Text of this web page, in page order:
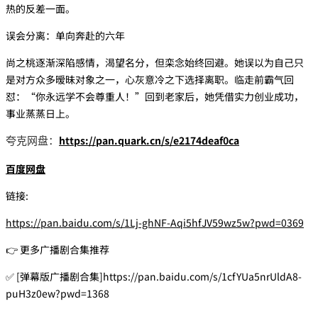
热的反差一面。
‌误会分离：单向奔赴的六年‌
尚之桃逐渐深陷感情，渴望名分，但栾念始终回避。她误以为自己只
是对方众多暧昧对象之一，心灰意冷之下选择离职。临走前霸气回
怼：“你永远学不会尊重人！”回到老家后，她凭借实力创业成功，
事业蒸蒸日上。
夸克网盘： https://pan.quark.cn/s/e2174deaf0ca
百度网盘
链接:
https://pan.baidu.com/s/1Lj-ghNF-Aqi5hfJV59wz5w?pwd=0369
👉 更多广播剧合集推荐
✅ [弹幕版广播剧合集]https://pan.baidu.com/s/1cfYUa5nrUldA8-
puH3z0ew?pwd=1368